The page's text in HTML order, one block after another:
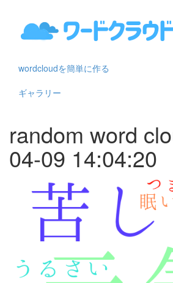
wordcloudを簡単に作る
ギャラリー
random word
04-09 14:04:20